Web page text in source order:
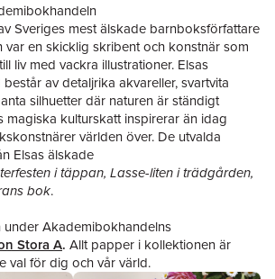
Sveriges mest älskade barnboksförfattare
en skicklig skribent och konstnär som
liv med vackra illustrationer. Elsas
av detaljrika akvareller, svartvita
silhuetter där naturen är ständigt
magiska kulturskatt inspirerar än idag
världen över. De utvalda
Elsas älskade
i täppan, Lasse-liten i trädgården,
bok.
under Akademibokhandelns
Stora A. Allt papper i kollektionen är
val för dig och vår värld.